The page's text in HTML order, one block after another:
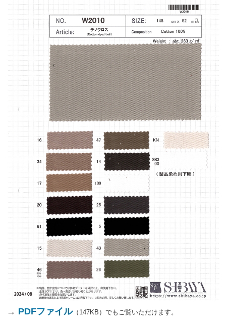
→ PDFファイル（147KB）でもご覧いただけます。